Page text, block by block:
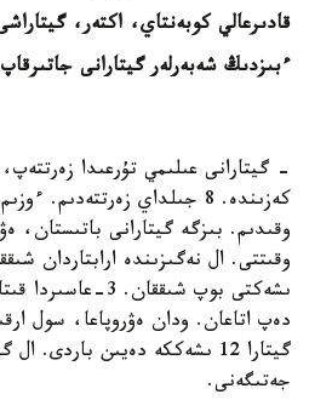
قادىرعالي كوبەنتاي، اكتەر،
ءبىزدىڭ شەبەرلەر گيتارانى
- گيتارانى عىلىمي تۇرعىدا زەرتتەپ،
كەزىندە. 8 جىلداي زەرتتەدىم.
وقىدىم. بىزگە گيتارانى باتىستان،
وقىتتى. ال نەگىزىندە ارابتاردان
ىشەكتى بوپ
دەپ اتاعان. ودان ەۋروپاعا، سول
گيتارا 12 ىشەككە دەيىن
جەتىگەنى.